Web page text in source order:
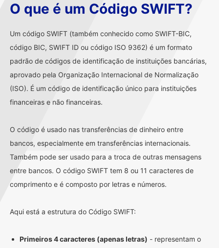
O que é um Código SWIFT?
Um código SWIFT (também conhecido como SWIFT-BIC,
código BIC, SWIFT ID ou código ISO 9362) é um formato
padrão de códigos de identificação de instituições bancárias,
aprovado pela Organização Internacional de Normalização
(ISO). É um código de identificação único para instituições
financeiras e não financeiras.
O código é usado nas transferências de dinheiro entre
bancos, especialmente em transferências internacionais.
Também pode ser usado para a troca de outras mensagens
entre bancos. O código SWIFT tem 8 ou 11 caracteres de
comprimento e é composto por letras e números.
Aqui está a estrutura do Código SWIFT:
Primeiros 4 caracteres (apenas letras) - representam o